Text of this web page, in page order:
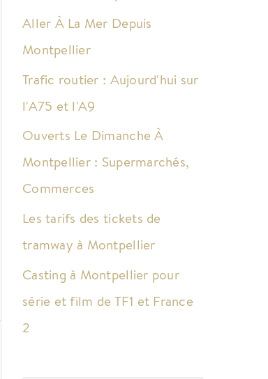
Aller À La Mer Depuis
Montpellier
Trafic routier : Aujourd'hui sur
l'A75 et l'A9
Ouverts Le Dimanche À
Montpellier : Supermarchés,
Commerces
Les tarifs des tickets de
tramway à Montpellier
Casting à Montpellier pour
série et film de TF1 et France
2